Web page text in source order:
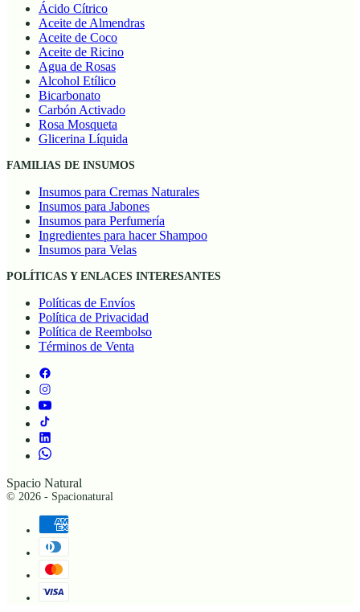
Ácido Cítrico
Aceite de Almendras
Aceite de Coco
Aceite de Ricino
Agua de Rosas
Alcohol Etílico
Bicarbonato
Carbón Activado
Rosa Mosqueta
Glicerina Líquida
FAMILIAS DE INSUMOS
Insumos para Cremas Naturales
Insumos para Jabones
Insumos para Perfumería
Ingredientes para hacer Shampoo
Insumos para Velas
POLÍTICAS Y ENLACES INTERESANTES
Políticas de Envíos
Política de Privacidad
Política de Reembolso
Términos de Venta
Spacio Natural
© 2026 - Spacionatural